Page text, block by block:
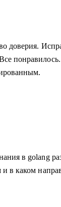
доверия.
в golang
в каком